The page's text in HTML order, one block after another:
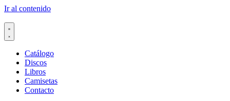
Ir al contenido
Catálogo
Discos
Libros
Camisetas
Contacto